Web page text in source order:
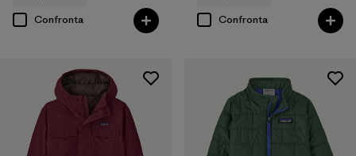
Confronta
Confronta